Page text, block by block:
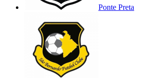
Ponte Preta